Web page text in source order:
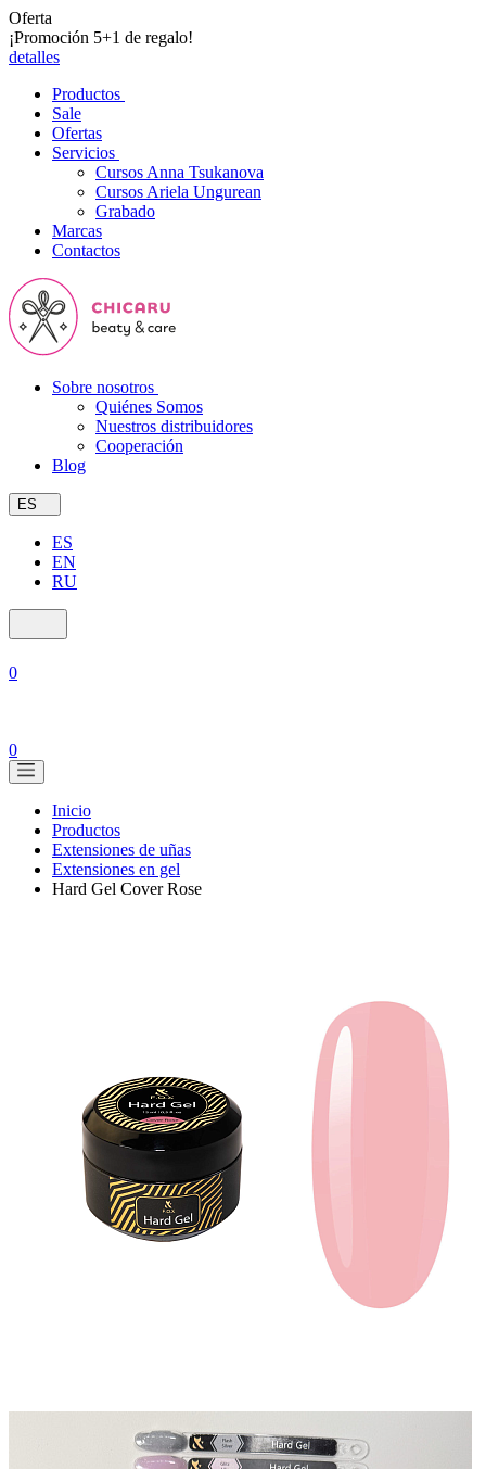
Oferta
¡Promoción 5+1 de regalo!
detalles
Productos
Sale
Ofertas
Servicios
Cursos Anna Tsukanova
Cursos Ariela Ungurean
Grabado
Marcas
Contactos
Sobre nosotros
Quiénes Somos
Nuestros distribuidores
Cooperación
Blog
ES
ES
EN
RU
0
0
Inicio
Productos
Extensiones de uñas
Extensiones en gel
Hard Gel Cover Rose